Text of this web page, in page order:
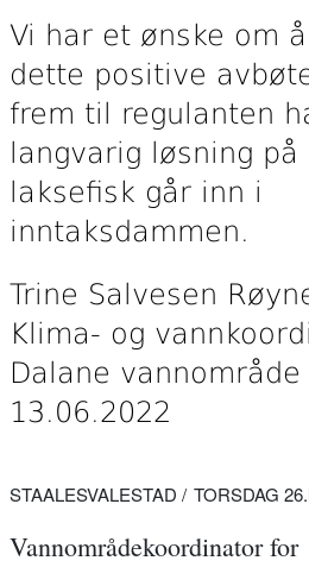
Vi har et ønske om
dette positive
frem til regulanten
langvarig løsning
laksefisk går inn i
inntaksdammen.
Trine Salvesen
Klima- og
Dalane vannområde
13.06.2022
STAALESVALESTAD TORSDAG
Vannområdekoordinator for